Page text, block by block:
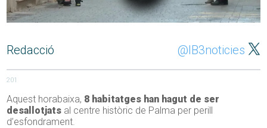
Redacció @IB3noticies
201
Aquest horabaixa, 8 habitatges han hagut de ser
desallotjats al centre històric de Palma per perill
d’esfondrament.